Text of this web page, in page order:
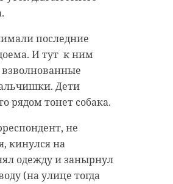
последние
И тут к ним
Дети
рядом тонет собака.
не
кинулся на
одежду и занырнул
(на улице тогда